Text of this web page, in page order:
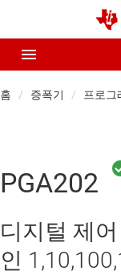
홈 증폭기 프로그
PGA202
디지털 제
인